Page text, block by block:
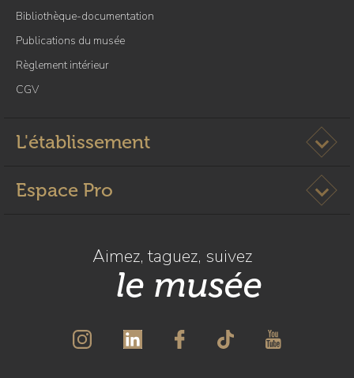
Bibliothèque-documentation
Publications du musée
Règlement intérieur
CGV
L'établissement Ouvrir
Espace Pro Ouvrir
Aimez, taguez, suivez
le musée